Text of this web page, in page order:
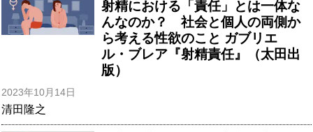
射精における「責任」とは一体な
んなのか？ 社会と個人の両側か
ら考える性欲のこと ガブリエ
ル・ブレア『射精責任』（太田出
版）
2023年10月14日
清田隆之